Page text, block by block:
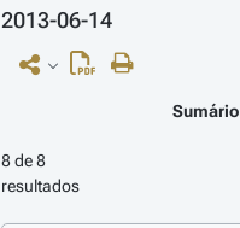
2013-06-14
Sumário
8 de 8
resultados